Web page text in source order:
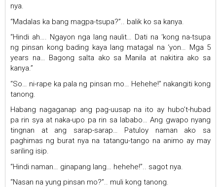
nya.
“Madalas ka bang magpa-tsupa?”.. balik ko sa kanya.
“Hindi ah…. Ngayon nga lang naulit… Dati na ‘kong na-tsupa
ng pinsan kong bading kaya lang matagal na ‘yon… Mga 5
years na… Bagong salta ako sa Manila at nakitira ako sa
kanya.”
“So… ni-rape ka pala ng pinsan mo… Hehehe!” nakangiti kong
tanong.
Habang nagaganap ang pag-uusap na ito ay hubo’t-hubad
pa rin sya at naka-upo pa rin sa lababo… Ang gwapo nyang
tingnan at ang sarap-sarap… Patuloy naman ako sa
paghimas ng burat nya na tatangu-tango na animo ay may
sariling isip.
“Hindi naman… ginapang lang… hehehe!”.. sagot nya.
“Nasan na yung pinsan mo?”.. muli kong tanong.